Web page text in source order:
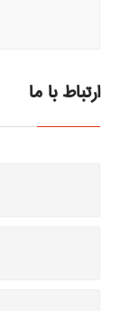
ارتباط با ما